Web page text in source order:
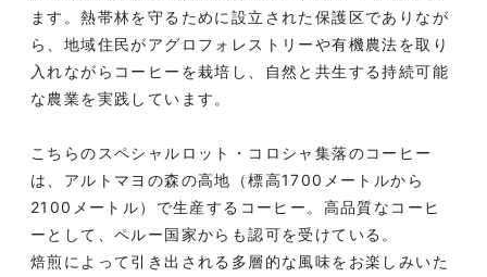
ます。熱帯林を守るために設立された保護区でありなが
ら、地域住民がアグロフォレストリーや有機農法を取り
入れながらコーヒーを栽培し、自然と共生する持続可能
な農業を実践しています。
こちらのスペシャルロット・コロシャ集落のコーヒー
は、アルトマヨの森の高地（標高1700メートルから
2100メートル）で生産するコーヒー。高品質なコーヒ
ーとして、ペルー国家からも認可を受けている。
焙煎によって引き出される多層的な風味をお楽しみいた